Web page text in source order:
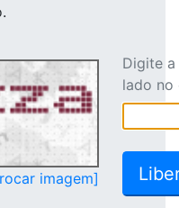
imagem]
Digite
lado no